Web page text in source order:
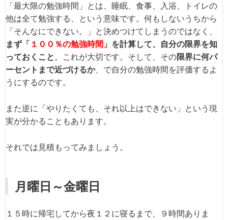
「最大限の勉強時間」とは、睡眠、食事、入浴、トイレの
他は全て勉強する、という意味です。何もしないうちから
「そんなにできない。」と決めつけてしまうのではなく、
まず「 １００％の勉強時間 」を計算して、自分の限界を知
っておくこと 。これが大切です。そして、その限界に何パ
ーセントまで近づけるか、で自分の勉強時間を評価するよ
うにするのです。
また逆に「やりたくても、それ以上はできない」という現
実が分かることもあります。
それでは見積もってみましょう。
月曜日～金曜日
１５時に帰宅してから夜１２に寝るまで、９時間ありま